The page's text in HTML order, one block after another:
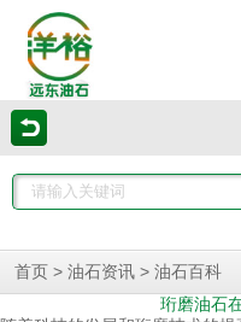
首页 > 油石资讯 > 油石百科
珩磨油石